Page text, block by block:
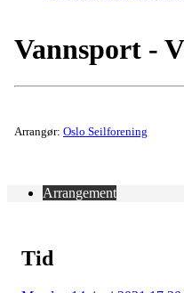
Vannsport -
Arrangør: Oslo Seilforening
Arrangement
Tid